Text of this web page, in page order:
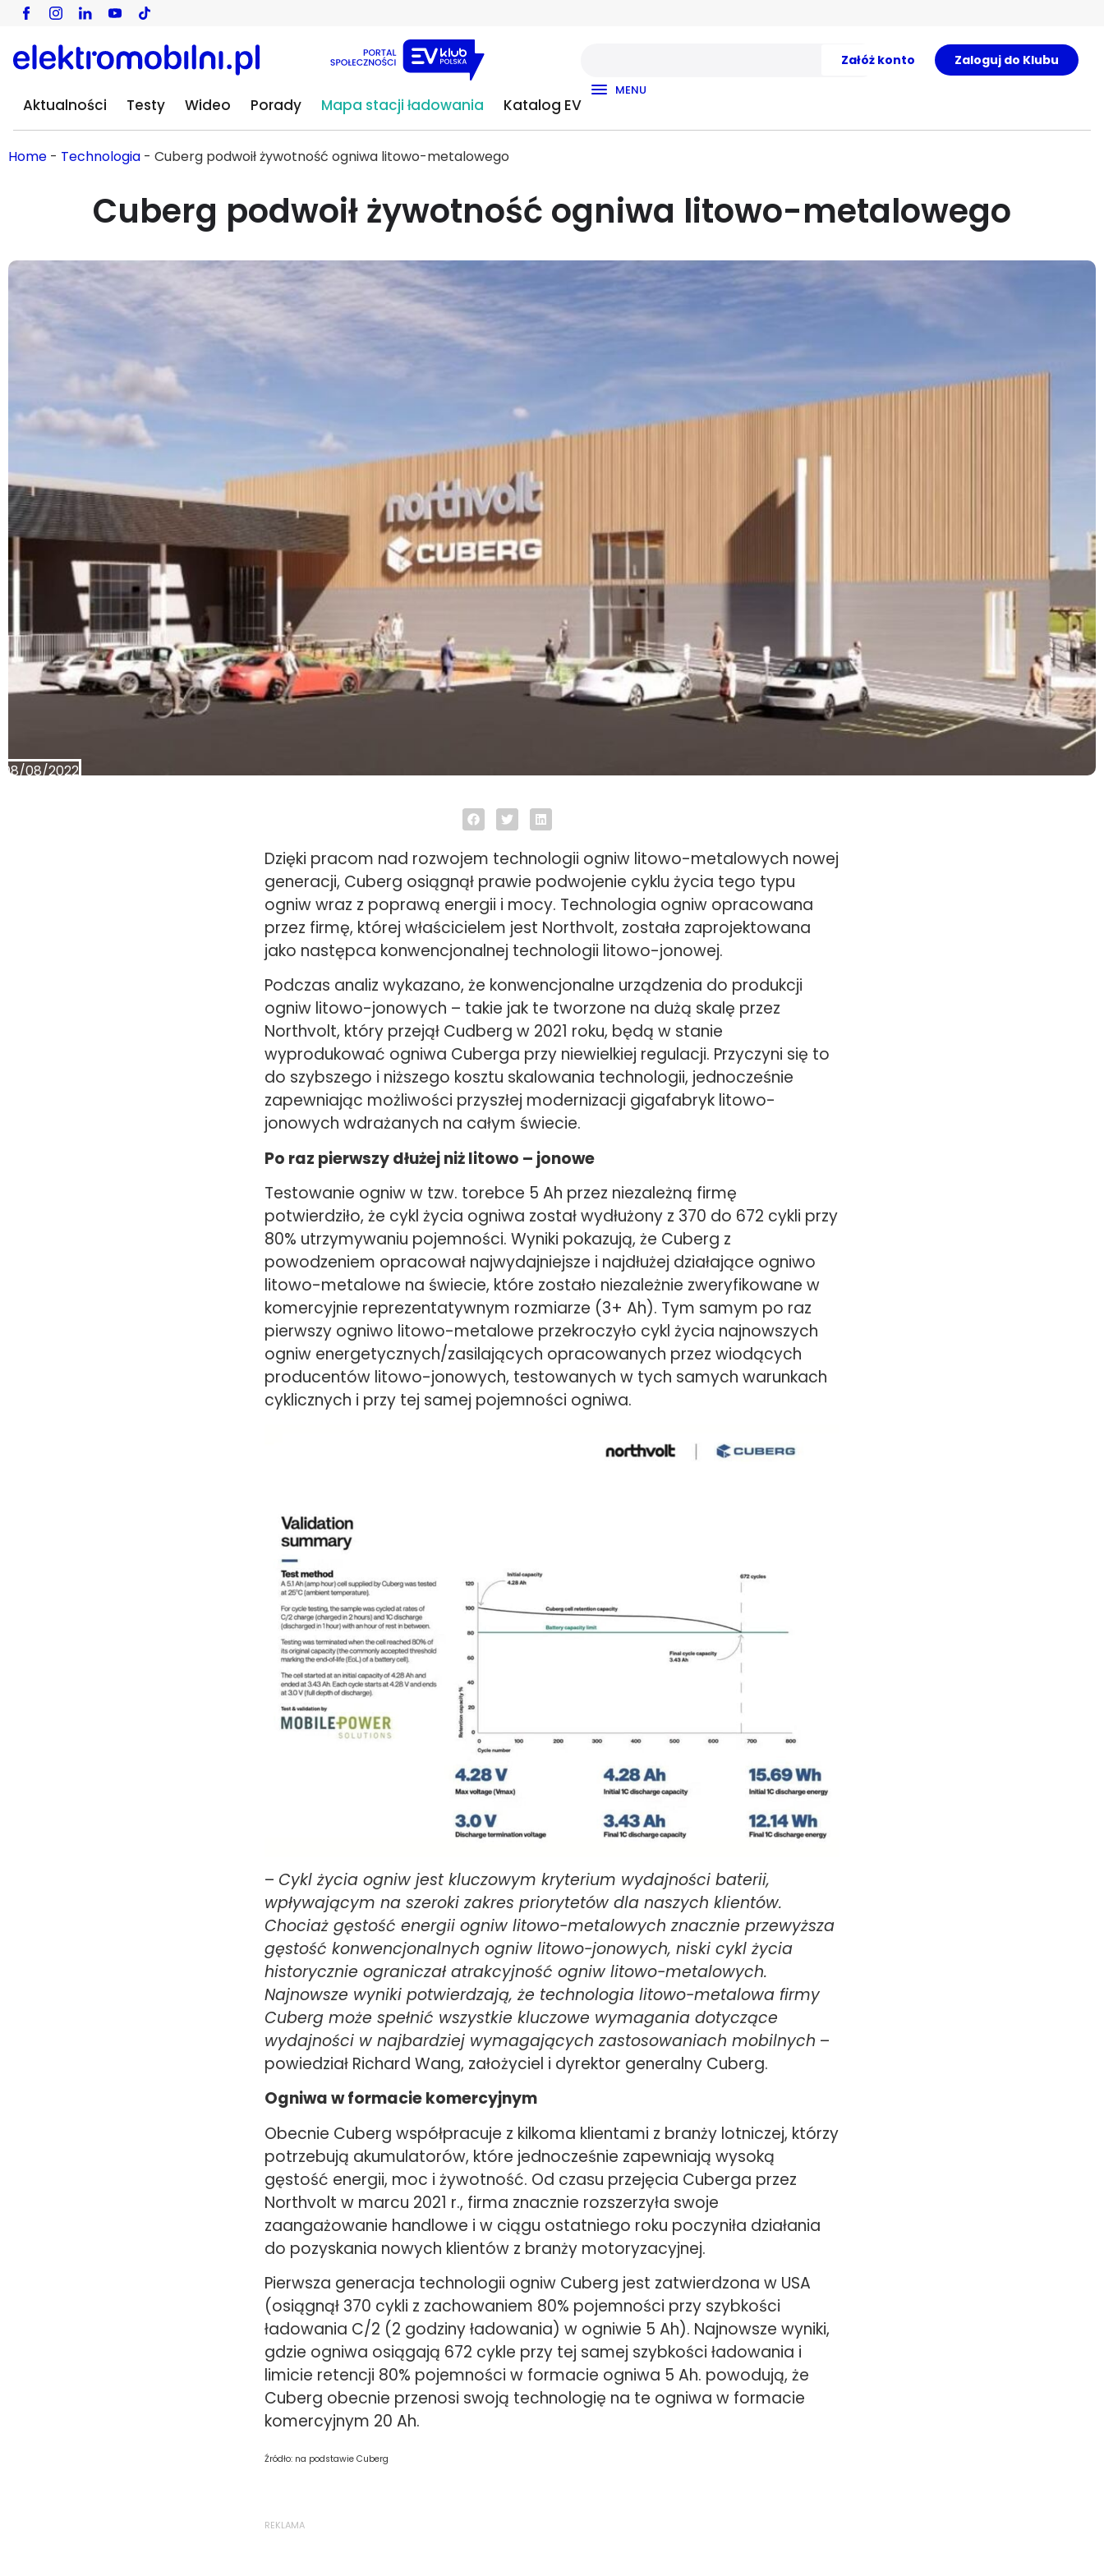
Załóż konto Zaloguj do Klubu
Aktualności Testy Wideo Porady Mapa stacji ładowania Katalog EV
MENU
Home - Technologia - Cuberg podwoił żywotność ogniwa litowo-metalowego
Cuberg podwoił żywotność ogniwa litowo-metalowego
08/08/2022
Dzięki pracom nad rozwojem technologii ogniw litowo-metalowych nowej
generacji, Cuberg osiągnął prawie podwojenie cyklu życia tego typu
ogniw wraz z poprawą energii i mocy. Technologia ogniw opracowana
przez firmę, której właścicielem jest Northvolt, została zaprojektowana
jako następca konwencjonalnej technologii litowo-jonowej.
Podczas analiz wykazano, że konwencjonalne urządzenia do produkcji
ogniw litowo-jonowych – takie jak te tworzone na dużą skalę przez
Northvolt, który przejął Cudberg w 2021 roku, będą w stanie
wyprodukować ogniwa Cuberga przy niewielkiej regulacji. Przyczyni się to
do szybszego i niższego kosztu skalowania technologii, jednocześnie
zapewniając możliwości przyszłej modernizacji gigafabryk litowo-
jonowych wdrażanych na całym świecie.
Po raz pierwszy dłużej niż litowo – jonowe
Testowanie ogniw w tzw. torebce 5 Ah przez niezależną firmę
potwierdziło, że cykl życia ogniwa został wydłużony z 370 do 672 cykli przy
80% utrzymywaniu pojemności. Wyniki pokazują, że Cuberg z
powodzeniem opracował najwydajniejsze i najdłużej działające ogniwo
litowo-metalowe na świecie, które zostało niezależnie zweryfikowane w
komercyjnie reprezentatywnym rozmiarze (3+ Ah). Tym samym po raz
pierwszy ogniwo litowo-metalowe przekroczyło cykl życia najnowszych
ogniw energetycznych/zasilających opracowanych przez wiodących
producentów litowo-jonowych, testowanych w tych samych warunkach
cyklicznych i przy tej samej pojemności ogniwa.
– Cykl życia ogniw jest kluczowym kryterium wydajności baterii,
wpływającym na szeroki zakres priorytetów dla naszych klientów.
Chociaż gęstość energii ogniw litowo-metalowych znacznie przewyższa
gęstość konwencjonalnych ogniw litowo-jonowych, niski cykl życia
historycznie ograniczał atrakcyjność ogniw litowo-metalowych.
Najnowsze wyniki potwierdzają, że technologia litowo-metalowa firmy
Cuberg może spełnić wszystkie kluczowe wymagania dotyczące
wydajności w najbardziej wymagających zastosowaniach mobilnych –
powiedział Richard Wang, założyciel i dyrektor generalny Cuberg.
Ogniwa w formacie komercyjnym
Obecnie Cuberg współpracuje z kilkoma klientami z branży lotniczej, którzy
potrzebują akumulatorów, które jednocześnie zapewniają wysoką
gęstość energii, moc i żywotność. Od czasu przejęcia Cuberga przez
Northvolt w marcu 2021 r., firma znacznie rozszerzyła swoje
zaangażowanie handlowe i w ciągu ostatniego roku poczyniła działania
do pozyskania nowych klientów z branży motoryzacyjnej.
Pierwsza generacja technologii ogniw Cuberg jest zatwierdzona w USA
(osiągnął 370 cykli z zachowaniem 80% pojemności przy szybkości
ładowania C/2 (2 godziny ładowania) w ogniwie 5 Ah). Najnowsze wyniki,
gdzie ogniwa osiągają 672 cykle przy tej samej szybkości ładowania i
limicie retencji 80% pojemności w formacie ogniwa 5 Ah. powodują, że
Cuberg obecnie przenosi swoją technologię na te ogniwa w formacie
komercyjnym 20 Ah.
Źródło: na podstawie Cuberg
REKLAMA